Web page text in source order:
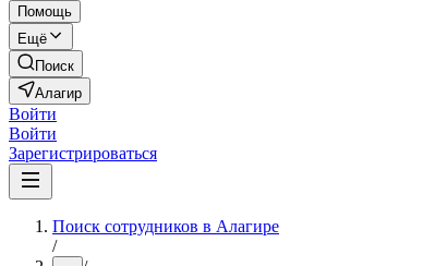
Помощь
Ещё
Поиск
Алагир
Войти
Войти
Зарегистрироваться
Поиск сотрудников в Алагире
/